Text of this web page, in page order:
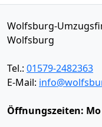
Wolfsburg-
Wolfsburg
Tel.: 01579-2482363
E-Mail:
Öffnungszeiten: